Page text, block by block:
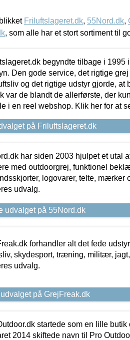
Friluftslageret.dk, 55Nord.dk,
, som alle har et stort sortiment til
begyndte tilbage i 1995
Den gode service, det rigtige
og det rigtige udstyr gjorde, at
var de blandt de allerførste, der
i en reel webshop. Klik her for at
på Friluftslageret.dk
har siden 2003 hjulpet et utal
med outdoorgrej, funktionel
logovarer, telte, mærker
udvalg.
udvalget på 55Nord.dk
forhandler alt det fede
skydesport, træning, militær,
udvalg.
på GrejFreak.dk
startede som en lille
2014 skiftede navn til Pro